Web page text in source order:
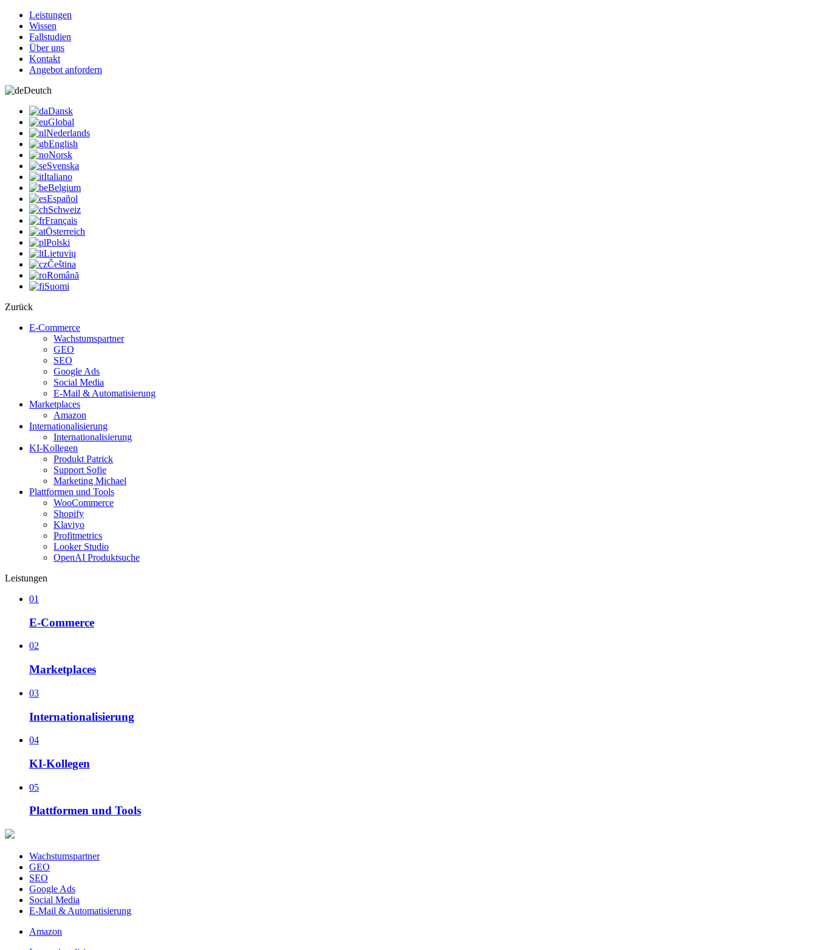
Leistungen
Wissen
Fallstudien
Über uns
Kontakt
Angebot anfordern
Deutch
Dansk
Global
Nederlands
English
Norsk
Svenska
Italiano
Belgium
Español
Schweiz
Français
Österreich
Polski
Lietuvių
Čeština
Română
Suomi
Zurück
E-Commerce
Wachstumspartner
GEO
SEO
Google Ads
Social Media
E-Mail & Automatisierung
Marketplaces
Amazon
Internationalisierung
Internationalisierung
KI-Kollegen
Produkt Patrick
Support Sofie
Marketing Michael
Plattformen und Tools
WooCommerce
Shopify
Klaviyo
Profitmetrics
Looker Studio
OpenAI Produktsuche
Leistungen
01
E-Commerce
02
Marketplaces
03
Internationalisierung
04
KI-Kollegen
05
Plattformen und Tools
Wachstumspartner
GEO
SEO
Google Ads
Social Media
E-Mail & Automatisierung
Amazon